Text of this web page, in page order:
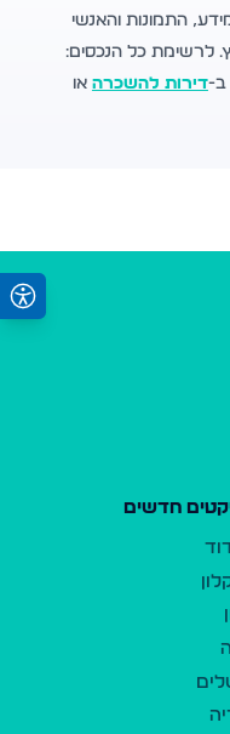
התמונות והאנשי
לרשימת כל הנכסים:
ב-דירות להשכרה או
חדשים